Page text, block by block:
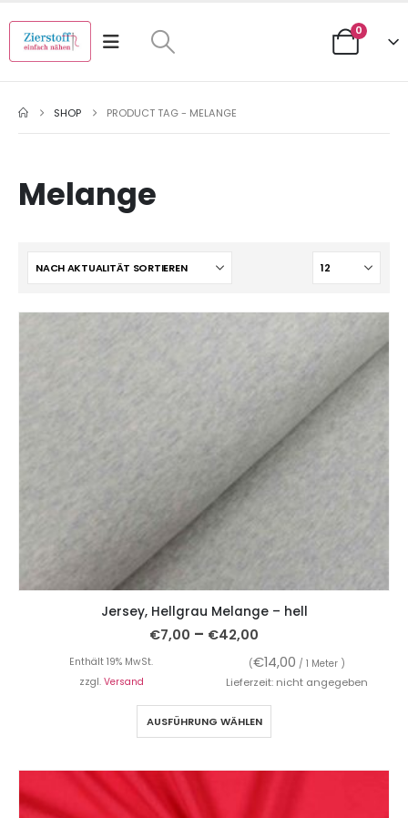
0
SHOP PRODUCT TAG - MELANGE
Melange
Jersey, Hellgrau Melange – hell
€7,00 – €42,00
Enthält 19% MwSt. (€14,00 / 1 Meter )
zzgl. Versand Lieferzeit: nicht angegeben
AUSFÜHRUNG WÄHLEN